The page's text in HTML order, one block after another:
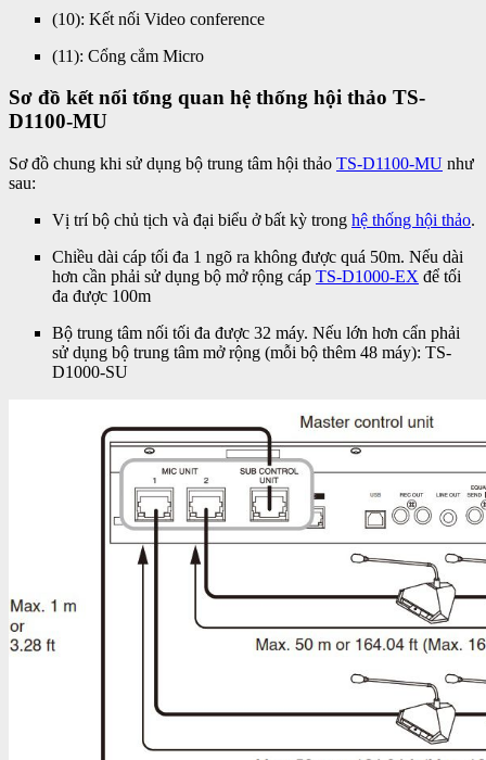
(10): Kết nối Video conference
(11): Cổng cắm Micro
Sơ đồ kết nối tổng quan hệ thống hội thảo TS-
D1100-MU
Sơ đồ chung khi sử dụng bộ trung tâm hội thảo TS-D1100-MU như
sau:
Vị trí bộ chủ tịch và đại biểu ở bất kỳ trong hệ thống hội thảo.
Chiều dài cáp tối đa 1 ngõ ra không được quá 50m. Nếu dài
hơn cần phải sử dụng bộ mở rộng cáp TS-D1000-EX để tối
đa được 100m
Bộ trung tâm nối tối đa được 32 máy. Nếu lớn hơn cẩn phải
sử dụng bộ trung tâm mở rộng (mỗi bộ thêm 48 máy): TS-
D1000-SU